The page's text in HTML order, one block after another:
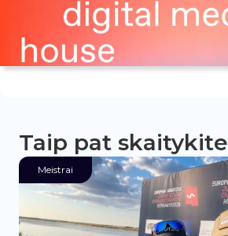
Taip pat skaitykite
Meistrai